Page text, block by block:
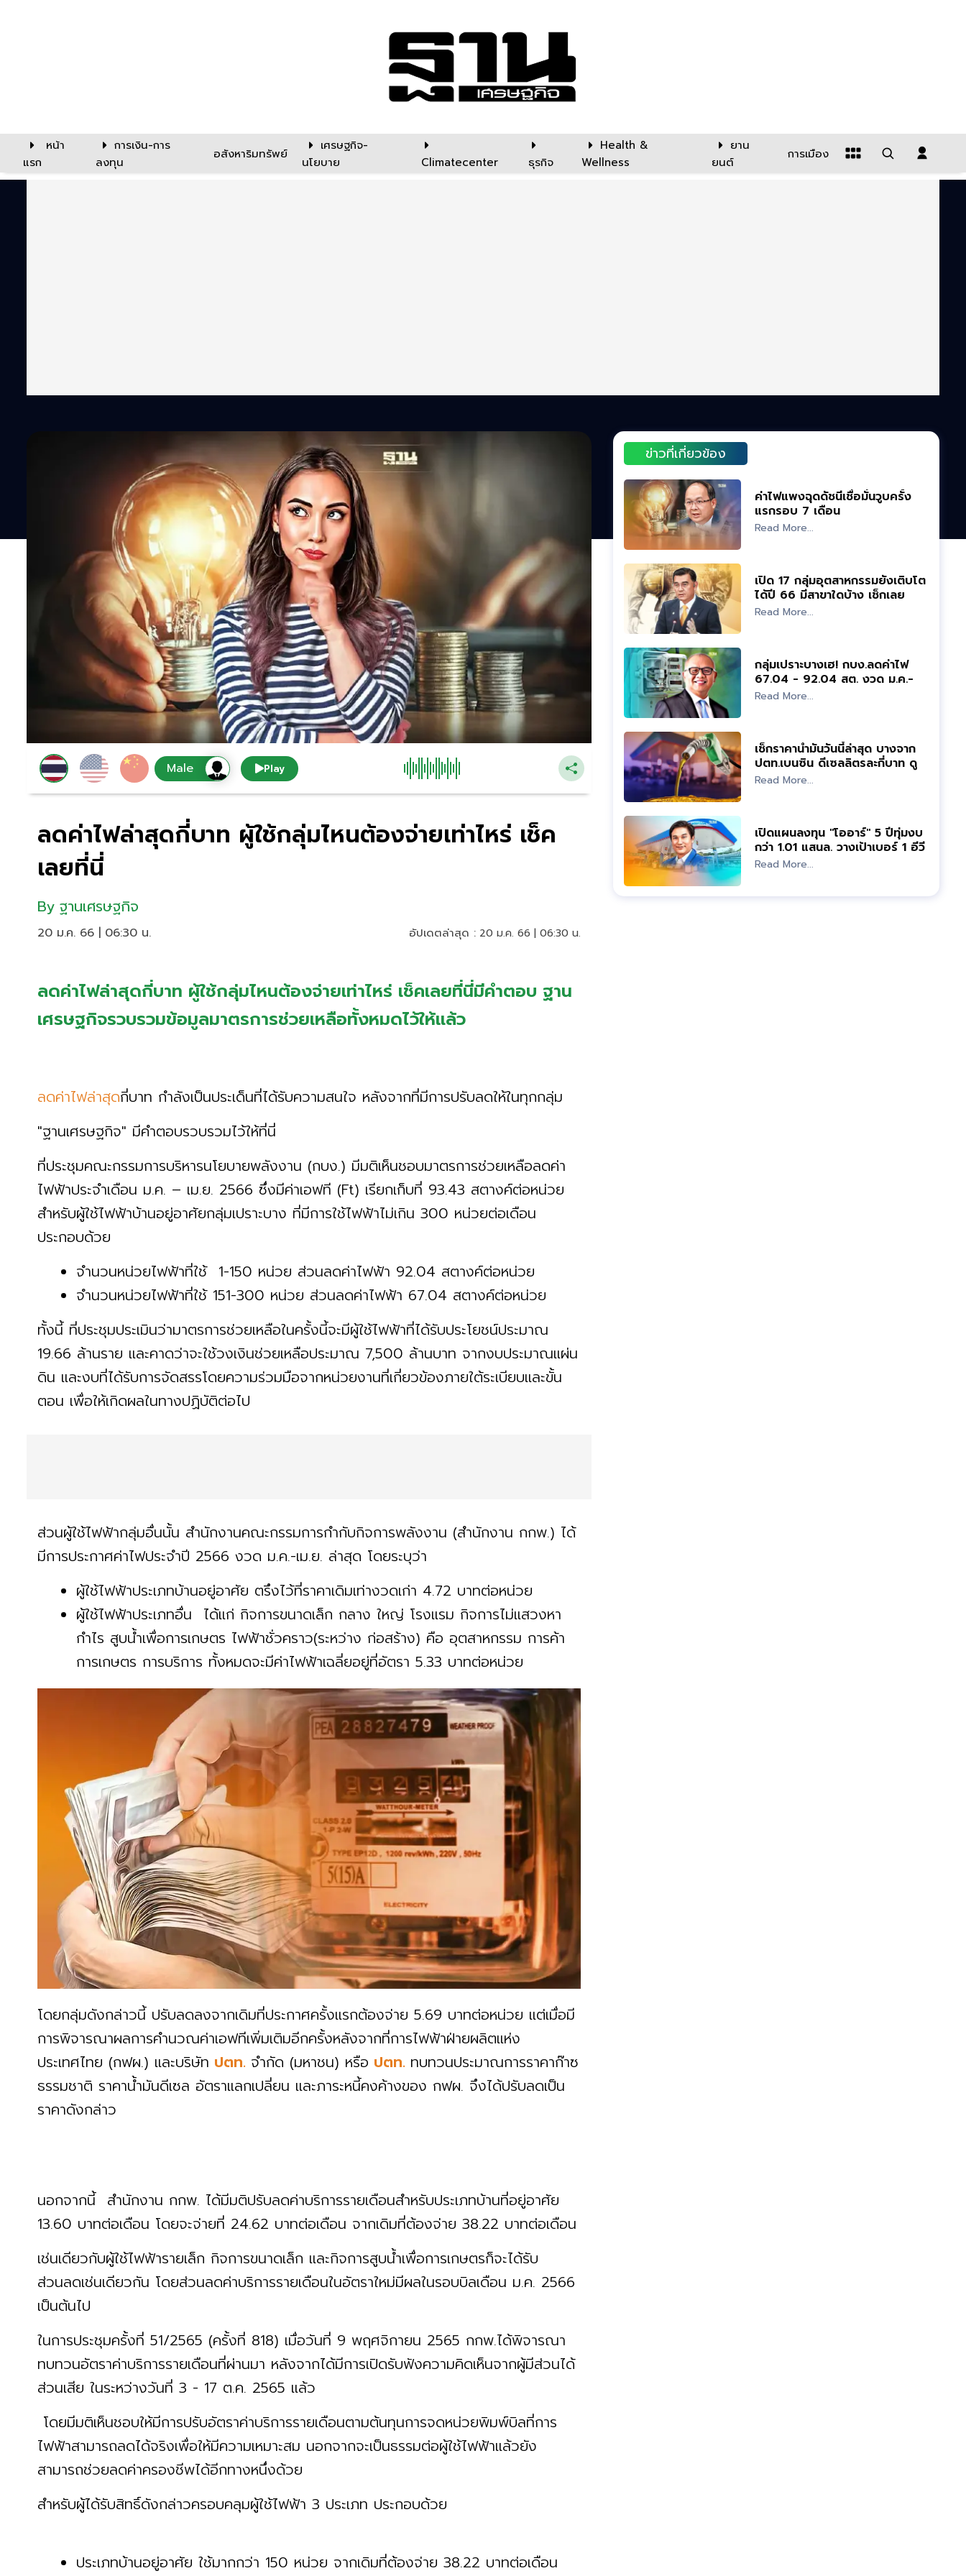
หน้า
แรก
การเงิน-การ
ลงทุน
อสังหาริมทรัพย์
เศรษฐกิจ-
นโยบาย
Climatecenter ธุรกิจ
Health &
Wellness
ยาน
ยนต์
การเมือง
Play
ลดค่าไฟล่าสุดกี่บาท ผู้ใช้กลุ่มไหนต้องจ่ายเท่าไหร่ เช็ค
เลยที่นี่
By ฐานเศรษฐกิจ
20 ม.ค. 66 | 06:30 น. อัปเดตล่าสุด : 20 ม.ค. 66 | 06:30 น.
ลดค่าไฟล่าสุดกี่บาท ผู้ใช้กลุ่มไหนต้องจ่ายเท่าไหร่ เช็คเลยที่นี่มีคำตอบ ฐาน
เศรษฐกิจรวบรวมข้อมูลมาตรการช่วยเหลือทั้งหมดไว้ให้แล้ว
ลดค่าไฟล่าสุดกี่บาท กำลังเป็นประเด็นที่ได้รับความสนใจ หลังจากที่มีการปรับลดให้ในทุกกลุ่ม
"ฐานเศรษฐกิจ" มีคำตอบรวบรวมไว้ให้ที่นี่
ที่ประชุมคณะกรรมการบริหารนโยบายพลังงาน (กบง.) มีมติเห็นชอบมาตรการช่วยเหลือลดค่า
ไฟฟ้าประจำเดือน ม.ค. – เม.ย. 2566 ซึ่งมีค่าเอฟที (Ft) เรียกเก็บที่ 93.43 สตางค์ต่อหน่วย
สำหรับผู้ใช้ไฟฟ้าบ้านอยู่อาศัยกลุ่มเปราะบาง ที่มีการใช้ไฟฟ้าไม่เกิน 300 หน่วยต่อเดือน
ประกอบด้วย
จำนวนหน่วยไฟฟ้าที่ใช้ 1-150 หน่วย ส่วนลดค่าไฟฟ้า 92.04 สตางค์ต่อหน่วย
จำนวนหน่วยไฟฟ้าที่ใช้ 151-300 หน่วย ส่วนลดค่าไฟฟ้า 67.04 สตางค์ต่อหน่วย
ทั้งนี้ ที่ประชุมประเมินว่ามาตรการช่วยเหลือในครั้งนี้จะมีผู้ใช้ไฟฟ้าที่ได้รับประโยชน์ประมาณ
19.66 ล้านราย และคาดว่าจะใช้วงเงินช่วยเหลือประมาณ 7,500 ล้านบาท จากงบประมาณแผ่น
ดิน และงบที่ได้รับการจัดสรรโดยความร่วมมือจากหน่วยงานที่เกี่ยวข้องภายใต้ระเบียบและขั้น
ตอน เพื่อให้เกิดผลในทางปฏิบัติต่อไป
ส่วนผู้ใช้ไฟฟ้ากลุ่มอื่นนั้น สำนักงานคณะกรรมการกำกับกิจการพลังงาน (สำนักงาน กกพ.) ได้
มีการประกาศค่าไฟประจำปี 2566 งวด ม.ค.-เม.ย. ล่าสุด โดยระบุว่า
ผู้ใช้ไฟฟ้าประเภทบ้านอยู่อาศัย ตรึงไว้ที่ราคาเดิมเท่างวดเก่า 4.72 บาทต่อหน่วย
ผู้ใช้ไฟฟ้าประเภทอื่น ได้แก่ กิจการขนาดเล็ก กลาง ใหญ่ โรงแรม กิจการไม่แสวงหา
กำไร สูบน้ำเพื่อการเกษตร ไฟฟ้าชั่วคราว(ระหว่าง ก่อสร้าง) คือ อุตสาหกรรม การค้า
การเกษตร การบริการ ทั้งหมดจะมีค่าไฟฟ้าเฉลี่ยอยู่ที่อัตรา 5.33 บาทต่อหน่วย
โดยกลุ่มดังกล่าวนี้ ปรับลดลงจากเดิมที่ประกาศครั้งแรกต้องจ่าย 5.69 บาทต่อหน่วย แต่เมื่อมี
การพิจารณาผลการคำนวณค่าเอฟทีเพิ่มเติมอีกครั้งหลังจากที่การไฟฟ้าฝ่ายผลิตแห่ง
ประเทศไทย (กฟผ.) และบริษัท ปตท. จำกัด (มหาชน) หรือ ปตท. ทบทวนประมาณการราคาก๊าซ
ธรรมชาติ ราคาน้ำมันดีเซล อัตราแลกเปลี่ยน และภาระหนี้คงค้างของ กฟผ. จึงได้ปรับลดเป็น
ราคาดังกล่าว
นอกจากนี้ สำนักงาน กกพ. ได้มีมติปรับลดค่าบริการรายเดือนสำหรับประเภทบ้านที่อยู่อาศัย
13.60 บาทต่อเดือน โดยจะจ่ายที่ 24.62 บาทต่อเดือน จากเดิมที่ต้องจ่าย 38.22 บาทต่อเดือน
เช่นเดียวกับผู้ใช้ไฟฟ้ารายเล็ก กิจการขนาดเล็ก และกิจการสูบน้ำเพื่อการเกษตรก็จะได้รับ
ส่วนลดเช่นเดียวกัน โดยส่วนลดค่าบริการรายเดือนในอัตราใหม่มีผลในรอบบิลเดือน ม.ค. 2566
เป็นต้นไป
ในการประชุมครั้งที่ 51/2565 (ครั้งที่ 818) เมื่อวันที่ 9 พฤศจิกายน 2565 กกพ.ได้พิจารณา
ทบทวนอัตราค่าบริการรายเดือนที่ผ่านมา หลังจากได้มีการเปิดรับฟังความคิดเห็นจากผู้มีส่วนได้
ส่วนเสีย ในระหว่างวันที่ 3 - 17 ต.ค. 2565 แล้ว
โดยมีมติเห็นชอบให้มีการปรับอัตราค่าบริการรายเดือนตามต้นทุนการจดหน่วยพิมพ์บิลที่การ
ไฟฟ้าสามารถลดได้จริงเพื่อให้มีความเหมาะสม นอกจากจะเป็นธรรมต่อผู้ใช้ไฟฟ้าแล้วยัง
สามารถช่วยลดค่าครองชีพได้อีกทางหนึ่งด้วย
สำหรับผู้ได้รับสิทธิ์ดังกล่าวครอบคลุมผู้ใช้ไฟฟ้า 3 ประเภท ประกอบด้วย
ประเภทบ้านอยู่อาศัย ใช้มากกว่า 150 หน่วย จากเดิมที่ต้องจ่าย 38.22 บาทต่อเดือน
ข่าวที่เกี่ยวข้อง
ค่าไฟแพงฉุดดัชนีเชื่อมั่นวูบครั้ง
แรกรอบ 7 เดือน
Read More...
เปิด 17 กลุ่มอุตสาหกรรมยังเติบโต
ได้ปี 66 มีสาขาใดบ้าง เช็กเลย
Read More...
กลุ่มเปราะบางเฮ! กบง.ลดค่าไฟ
67.04 - 92.04 สต. งวด ม.ค.-
เม.ย.66
Read More...
เช็กราคาน้ำมันวันนี้ล่าสุด บางจาก
ปตท.เบนซิน ดีเซลลิตรละกี่บาท ดู
เลย
Read More...
เปิดแผนลงทุน "โออาร์" 5 ปีทุ่มงบ
กว่า 1.01 แสนล. วางเป้าเบอร์ 1 อีวี
Read More...